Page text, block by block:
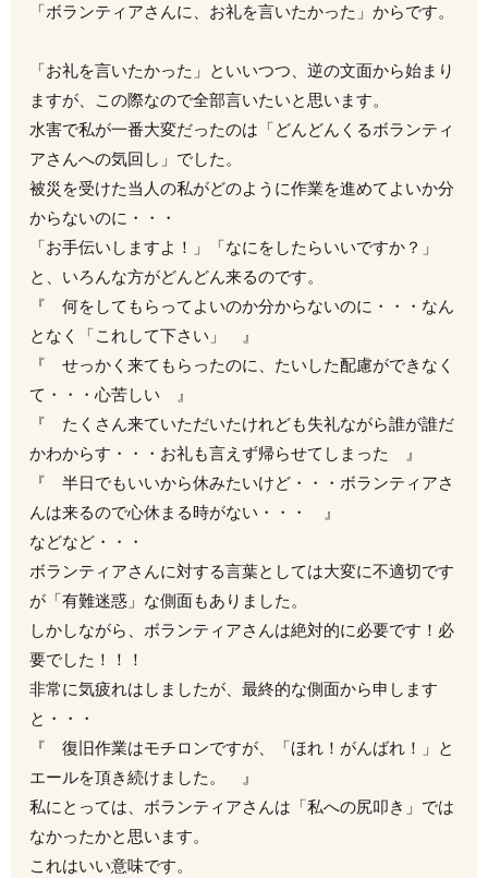
「ボランティアさんに、お礼を言いたかった」からです。
「お礼を言いたかった」といいつつ、逆の文面から始まり
ますが、この際なので全部言いたいと思います。
水害で私が一番大変だったのは「どんどんくるボランティ
アさんへの気回し」でした。
被災を受けた当人の私がどのように作業を進めてよいか分
からないのに・・・
「お手伝いしますよ！」「なにをしたらいいですか？」
と、いろんな方がどんどん来るのです。
『 何をしてもらってよいのか分からないのに・・・なん
となく「これして下さい」 』
『 せっかく来てもらったのに、たいした配慮ができなく
て・・・心苦しい 』
『 たくさん来ていただいたけれども失礼ながら誰が誰だ
かわからす・・・お礼も言えず帰らせてしまった 』
『 半日でもいいから休みたいけど・・・ボランティアさ
んは来るので心休まる時がない・・・ 』
などなど・・・
ボランティアさんに対する言葉としては大変に不適切です
が「有難迷惑」な側面もありました。
しかしながら、ボランティアさんは絶対的に必要です！必
要でした！！！
非常に気疲れはしましたが、最終的な側面から申します
と・・・
『 復旧作業はモチロンですが、「ほれ！がんばれ！」と
エールを頂き続けました。 』
私にとっては、ボランティアさんは「私への尻叩き」では
なかったかと思います。
これはいい意味です。